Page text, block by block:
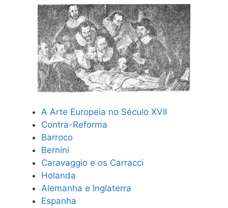
A Arte Europeia no Século XVII
Contra-Reforma
Barroco
Bernini
Caravaggio e os Carracci
Holanda
Alemanha e Inglaterra
Espanha